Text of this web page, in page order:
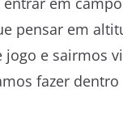
pensar em
e sairmos
fazer